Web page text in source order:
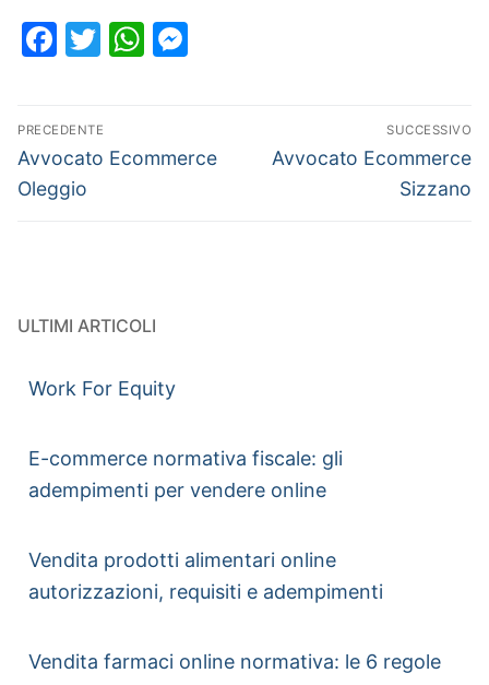
Facebook
TwitterWhatsApp
PRECEDENTE
Avvocato Ecommerce
Oleggio
SUCCESSIVO
Avvocato Ecommerce
Sizzano
ULTIMI ARTICOLI
Work For Equity
E-commerce normativa fiscale: gli
adempimenti per vendere online
Vendita prodotti alimentari online
autorizzazioni, requisiti e adempimenti
Vendita farmaci online normativa: le 6 regole